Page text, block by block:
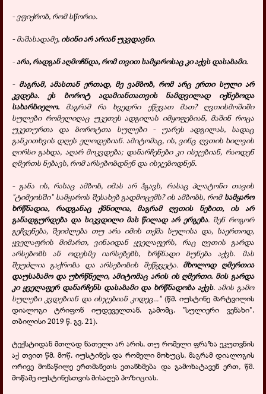
- ვფიქრობ, რომ სწორია.
- მაშასადამე, ისინი არ არიან უკვდავნი.
-არა, რადგან აღმოჩნდა, რომ თვით სამყაროსაც კი აქვს დასაბამი.
- მაგრამ, ამასთან ერთად, მე ვამბობ, რომ არც ერთი სული არ
კვდება. ეს ბოროტ ადამიანთათვის ნამდვილად იქნებოდა
სახარბიელო. მაგრამ რა ხვედრი ეწევათ მათ? ღვთისმოშიში
სულები რომელიღაც უკეთეს ადგილას იმყოფებიან, მაშინ როცა
უკეთურთა და ბოროტთა სულები - უარეს ადგილას, სადაც
განკითხვის დღეს ელოდებიან. ამიტომაც, ის, ვინც ღვთის ხილვის
ღირსი გახდა, აღარ მოკვდება; დანარჩენები კი ისჯებიან, რაოდენ
ღმერთს ნებავს, რომ არსებობდნენ და ისჯებოდნენ.
- განა ის, რასაც ამბობ, იმას არ ჰგავს, რასაც პლატონი თავის
"ტიმეოსში" სამყაროს შესახებ გადმოცემს? ის ამბობს, რომ სამყარო
ხრწნადია, რადგანაც ქმნილია, მაგრამ ღვთის ნებით, ის არ
განადგურდება და სიკვდილი მას წილად არ ერგება. შენ როგორ
გეჩვენება, შეიძლება თუ არა იმის თქმა სულისა და, საერთოდ,
ყველაფრის მიმართ, ვინაიდან ყველაფერს, რაც ღვთის გარდა
არსებობს ან ოდესმე იარსებებს, ხრწნადი ბუნება აქვს. მას
შეუძლია გაქრობა და არსებობის შეწყვეტა. მხოლოდ ღმერთია
დაუსაბამო და უხრწნელი, ამიტომაც არის ის ღმერთი. მის გარდა
კი ყველაფერ დანარჩენს დასაბამი და ხრწნადობა აქვს. ამის გამო
სულები კვდებიან და ისჯებიან კიდეც..."(წმ. იუსტინე მარტვილის
დიალოგი ტრიფონ იუდეველთან. გამომც. "სულიერი ვენახი".
თბილისი 2019 წ. გვ. 21).
ტექსტიდან მთლად ნათელი არ არის, თუ რომელი ფრაზა ეკუთვნის
აქ თვით წმ. მოწ. იუსტინეს და რომელი მოხუცს, მაგრამ დიალოგის
ორივე მონაწილე ერთმანეთს ეთანხმება და გამოხატავენ ერთ, წმ.
მოწამე იუსტინესთვის მისაღებ პოზიციას.